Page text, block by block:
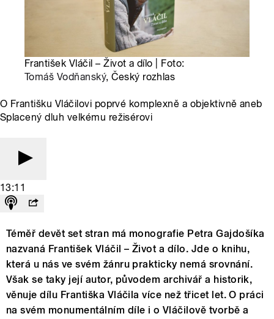
František Vláčil – Život a dílo | Foto:
Tomáš Vodňanský, Český rozhlas
O Františku Vláčilovi poprvé komplexně a objektivně aneb
Splacený dluh velkému režisérovi
13:11
Téměř devět set stran má monografie Petra Gajdošíka
nazvaná František Vláčil – Život a dílo. Jde o knihu,
která u nás ve svém žánru prakticky nemá srovnání.
Však se taky její autor, původem archivář a historik,
věnuje dílu Františka Vláčila více než třicet let. O práci
na svém monumentálním díle i o Vláčilově tvorbě a